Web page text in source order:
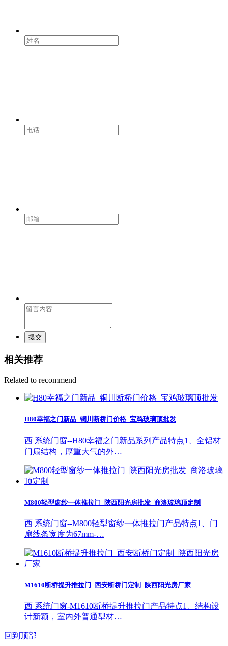
提交
相关推荐
Related to recommend
H80幸福之门新品_铜川断桥门价格_宝鸡玻璃顶批发
西 系统门窗--H80幸福之门新品系列产品特点1、全铝材
门扇结构，厚重大气的外…
M800轻型窗纱一体推拉门_陕西阳光房批发_商洛玻璃顶定制
西 系统门窗--M800轻型窗纱一体推拉门产品特点1、门
扇线条宽度为67mm-…
M1610断桥提升推拉门_西安断桥门定制_陕西阳光房厂家
西 系统门窗-M1610断桥提升推拉门产品特点1、结构设
计新颖，室内外普通型材…
回到顶部